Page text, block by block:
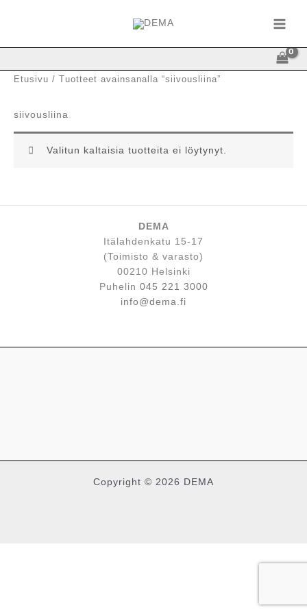
Etusivu / Tuotteet avainsanalla “siivousliina”
siivousliina
Valitun kaltaisia tuotteita ei löytynyt.
DEMA
Itälahdenkatu 15-17
(Toimisto & varasto)
00210 Helsinki
Puhelin 045 221 3000
info@dema.fi
Copyright © 2026 DEMA